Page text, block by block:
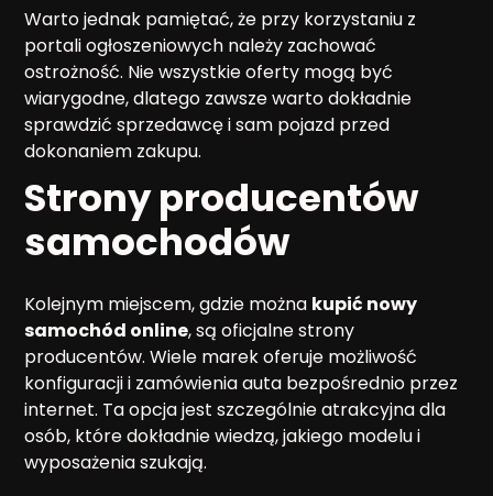
Warto jednak pamiętać, że przy korzystaniu z
portali ogłoszeniowych należy zachować
ostrożność. Nie wszystkie oferty mogą być
wiarygodne, dlatego zawsze warto dokładnie
sprawdzić sprzedawcę i sam pojazd przed
dokonaniem zakupu.
Strony producentów
samochodów
Kolejnym miejscem, gdzie można kupić nowy
samochód online, są oficjalne strony
producentów. Wiele marek oferuje możliwość
konfiguracji i zamówienia auta bezpośrednio przez
internet. Ta opcja jest szczególnie atrakcyjna dla
osób, które dokładnie wiedzą, jakiego modelu i
wyposażenia szukają.